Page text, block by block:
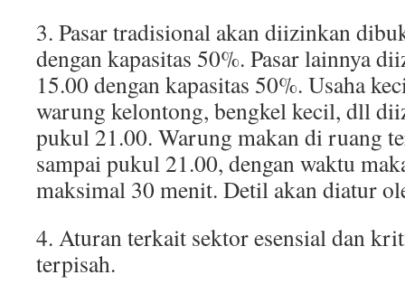
3. Pasar tradisional akan diizinkan
dengan kapasitas 50%. Pasar lainnya
15.00 dengan kapasitas 50%. Usaha
warung kelontong, bengkel kecil, dll
pukul 21.00. Warung makan di ruang
sampai pukul 21.00, dengan waktu
maksimal 30 menit. Detil akan diatur
4. Aturan terkait sektor esensial dan
terpisah.